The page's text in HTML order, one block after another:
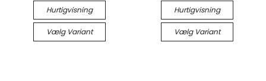
Hurtigvisning
Vælg Variant
Hurtigvisning
Vælg Variant